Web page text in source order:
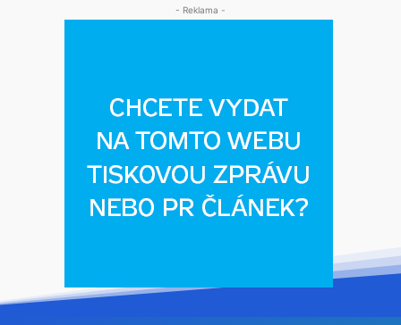
- Reklama -